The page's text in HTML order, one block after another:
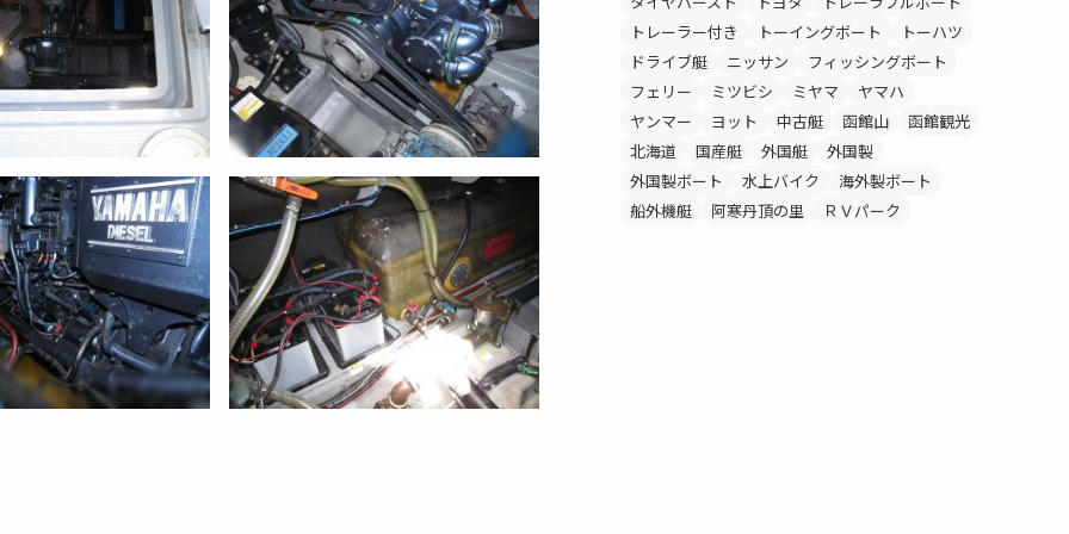
トレーラー付き
トーイングボート
トーハツ
ドライブ艇
ニッサン
フィッシングボート
フェリー
ミツビシ ミヤマ
ヤマハ
ヤンマー
ヨット 中古艇 函館山
函館観光
北海道
国産艇 外国艇
外国製
外国製ボート
水上バイク
海外製ボート
船外機艇
阿寒丹頂の里 ＲＶパーク